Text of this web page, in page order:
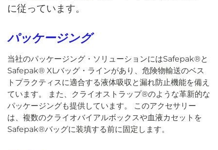
に従っています。
パッケージング
当社のパッケージング・ソリューションにはSafepak®と
Safepak® XLバッグ・ラインがあり、危険物輸送のベス
トプラクティスに適合する液体吸収と漏れ防止機能を備え
ています。 また、クライオストラップ®のような革新的な
パッケージングも提供しています。 このアクセサリー
は、複数のクライオバイアルボックスや血液カセットを
Safepak®バッグに装填する前に固定します。